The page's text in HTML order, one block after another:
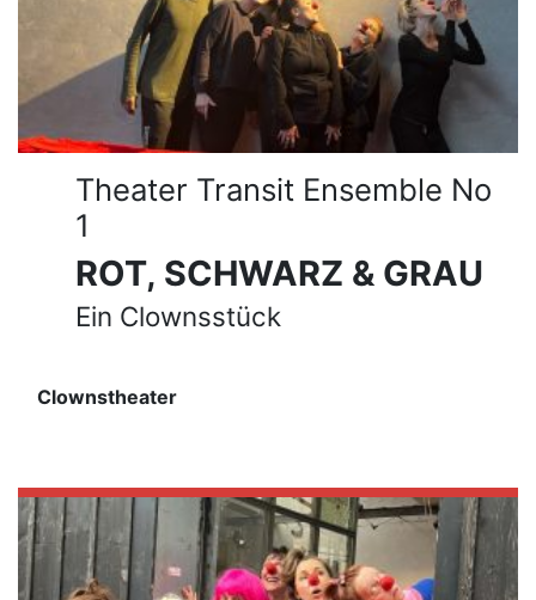
Theater Transit Ensemble No
1
ROT, SCHWARZ & GRAU
Ein Clownsstück
Clownstheater